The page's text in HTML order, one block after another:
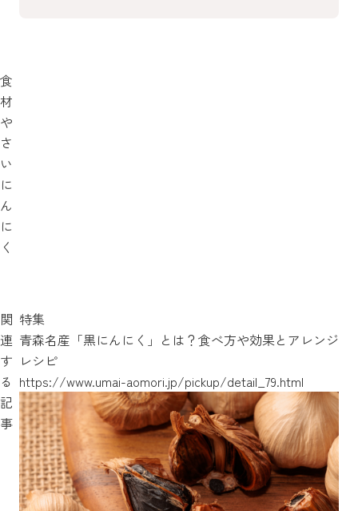
食
材
や
さ
い
に
ん
に
く
関
連
す
る
記
事
特集
青森名産「黒にんにく」とは？食べ方や効果とアレンジ
レシピ
https://www.umai-aomori.jp/pickup/detail_79.html